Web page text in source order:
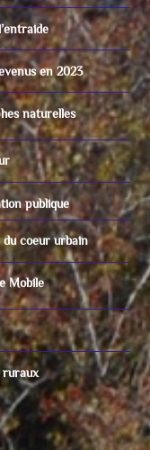
en 2023
naturelles
publique
coeur urbain
Mobile
ruraux